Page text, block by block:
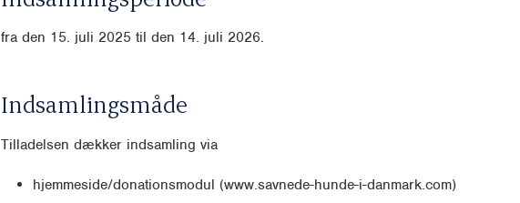
fra den 15. juli 2025 til den 14. juli 2026.
Indsamlingsmåde
Tilladelsen dækker indsamling via
hjemmeside/donationsmodul (www.savnede-hunde-i-danmark.com)